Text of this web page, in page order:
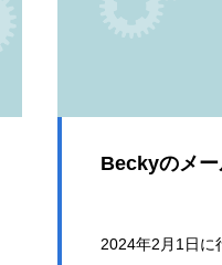
Beckyのメ
2024年2月1日に